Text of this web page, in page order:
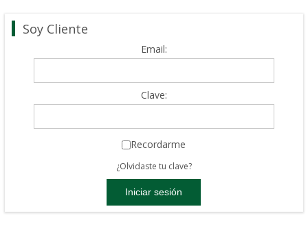
Soy Cliente
Email:
Clave:
Recordarme
¿Olvidaste tu clave?